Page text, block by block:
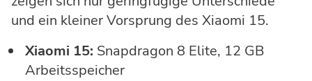
und ein kleiner Vorsprung des Xiaomi 15.
Xiaomi 15: Snapdragon 8 Elite, 12 GB
Arbeitsspeicher